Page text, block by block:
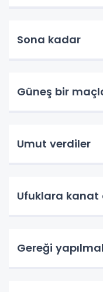
Sona kadar
Güneş bir
Umut verdiler
Ufuklara kanat
Gereği